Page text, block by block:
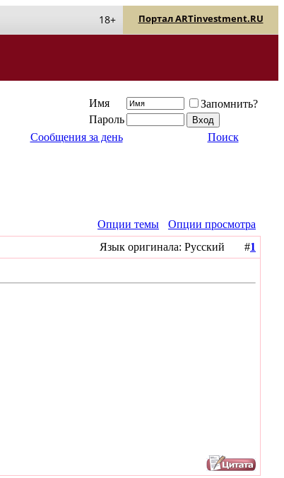
Портал ARTinvestment.RU
18+
Имя
Запомнить?
Пароль
Сообщения за день Поиск
Опции темы
Опции просмотра
Язык оригинала: Русский #1